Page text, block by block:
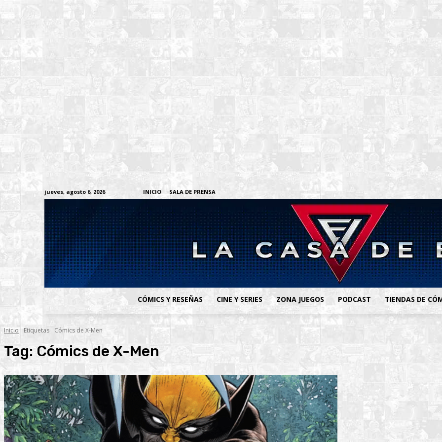
jueves, agosto 6, 2026 INICIO SALA DE PRENSA
CÓMICS Y RESEÑAS CINE Y SERIES ZONA JUEGOS PODCAST TIENDAS DE
Inicio Etiquetas Cómics de X-Men
Tag: Cómics de X-Men